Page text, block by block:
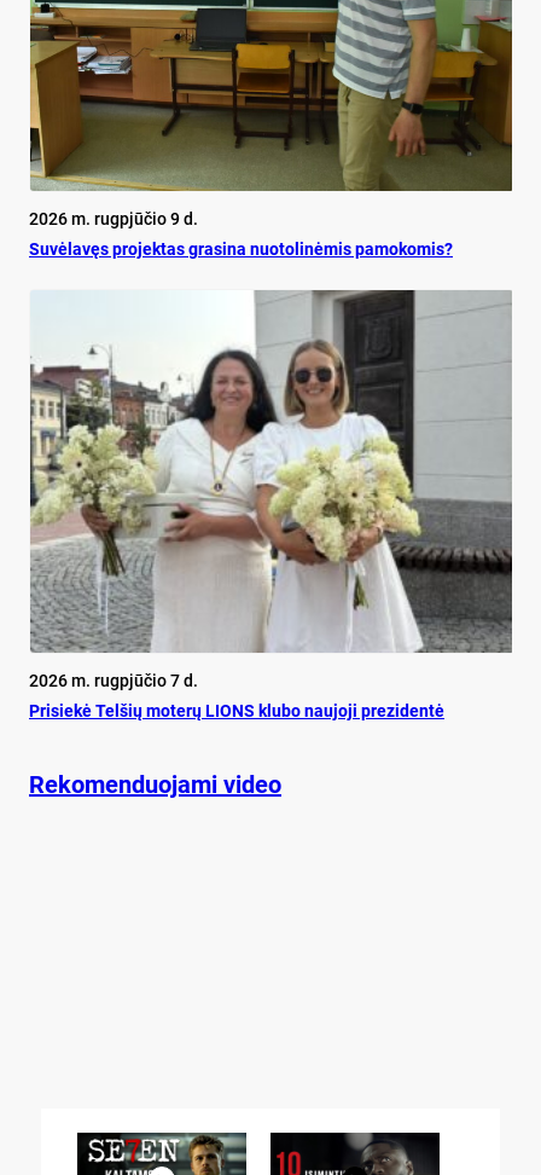
2026 m. rugpjūčio 9 d.
Su­vė­la­vęs pro­jek­tas gra­si­na nuo­to­li­nė­mis pa­mo­ko­mis?
2026 m. rugpjūčio 7 d.
Pri­siekė Tel­šių mo­terų LIONS klu­bo nau­jo­ji pre­zi­dentė
Rekomenduojami video